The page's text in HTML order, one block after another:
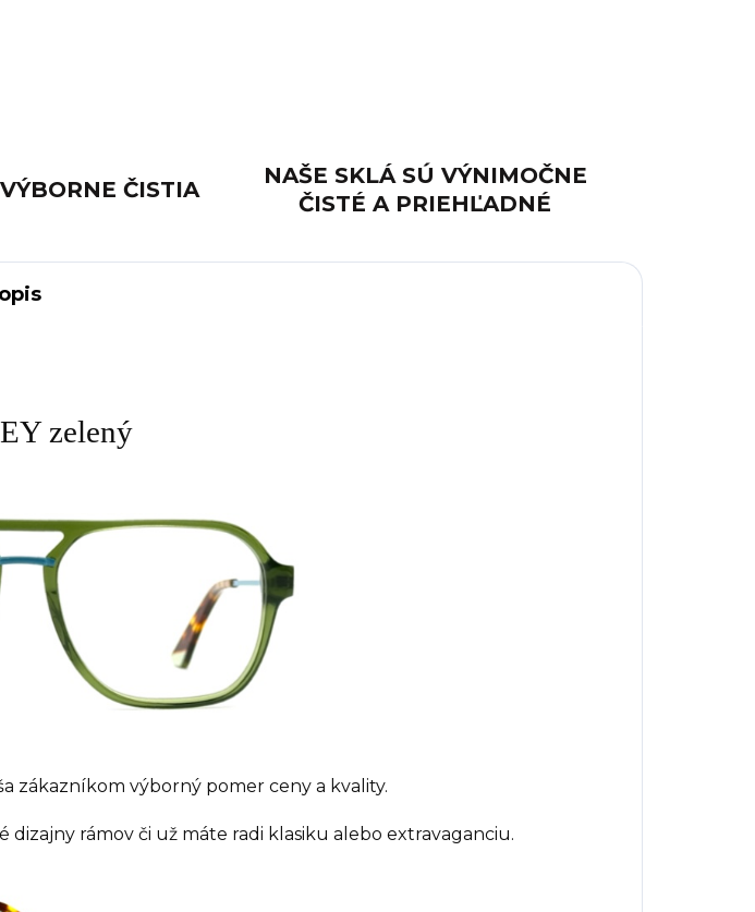
ČISTIA
NAŠE SKLÁ SÚ VÝNIMOČNE
ČISTÉ A PRIEHĽADNÉ
zelený
zákazníkom výborný pomer ceny a kvality.
dizajny rámov či už máte radi klasiku alebo extravaganciu.